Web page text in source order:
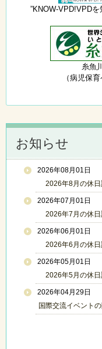
”KNOW-VPD!VPD
糸魚
（病児保
お知らせ
2026年08月01日
2026年8月の休日
2026年07月01日
2026年7月の休日
2026年06月01日
2026年6月の休日
2026年05月01日
2026年5月の休日
2026年04月29日
国際交流イベント